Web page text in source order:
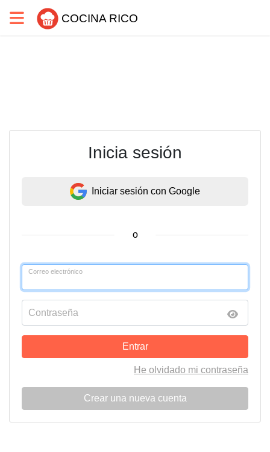
COCINA RICO
Inicia sesión
Iniciar sesión con Google
o
Correo electrónico
Contraseña
Entrar
He olvidado mi contraseña
Crear una nueva cuenta